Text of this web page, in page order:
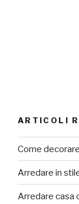
ARTICOLI
Come
Arredare in
Arredare casa